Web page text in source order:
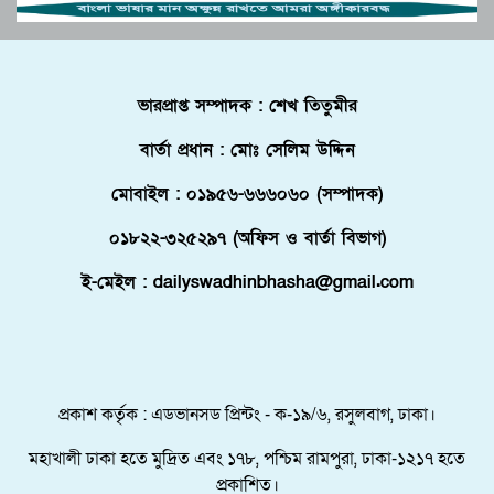
পুলিশে কনস্টেবল পদে কোন জেলায় কতজন নিয়োগ।
বিতরণ করেন ১১ দলীয় ঐক্য।
ফ্লোরিডায় বাংলাদেশি তরুণ নিহত, মরদেহ দেশে
আনতে সরকারের সহযোগিতা চায় পরিবার
মালদ্বীপে বাংলাদেশের স্বাধীনতা ও জাতীয় দিবস
উদযাপন, কূটনীতিকদের সংবর্ধনা
শরণার্থী ও আশ্রয়প্রার্থী ব্যবস্থাপনায় মালয়েশিয়ার নতুন
ভারপ্রাপ্ত সম্পাদক : শেখ তিতুমীর
বার্তা প্রধান : মোঃ সেলিম উদ্দিন
মোবাইল : ০১৯৫৬-৬৬৬০৬০ (সম্পাদক)
০১৮২২-৩২৫২৯৭ (অফিস ও বার্তা বিভাগ)
ই-মেইল : dailyswadhinbhasha@gmail.com
প্রকাশ কর্তৃক : এডভানসড প্রিন্টং - ক-১৯/৬, রসুলবাগ, ঢাকা।
মহাখালী ঢাকা হতে মুদ্রিত এবং ১৭৮, পশ্চিম রামপুরা, ঢাকা-১২১৭ হতে
প্রকাশিত।